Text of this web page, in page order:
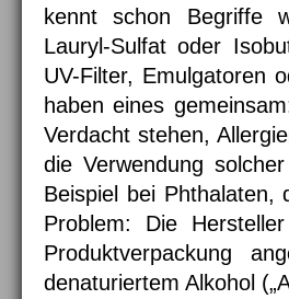
kennt schon Begriffe
Lauryl-Sulfat oder
UV-Filter, Emulgatoren
haben eines
Verdacht stehen,
die Verwendung
Beispiel bei Phthalaten,
Problem: Die
Produktverpackung
denaturiertem Alkohol